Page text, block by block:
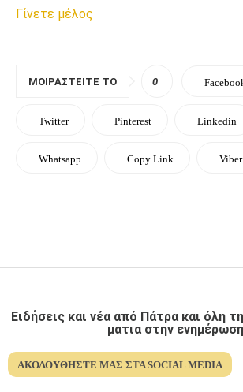
Γίνετε μέλος
ΜΟΙΡΑΣΤΕΊΤΕ ΤΟ 0
Twitter Pinterest Linkedin
Whatsapp Copy Link Viber
Ειδήσεις και νέα από Πάτρα και όλη
ματια στην
ΑΚΟΛΟΥΘΉΣΤΕ ΜΑΣ ΣΤΑ SOCIAL MEDIA